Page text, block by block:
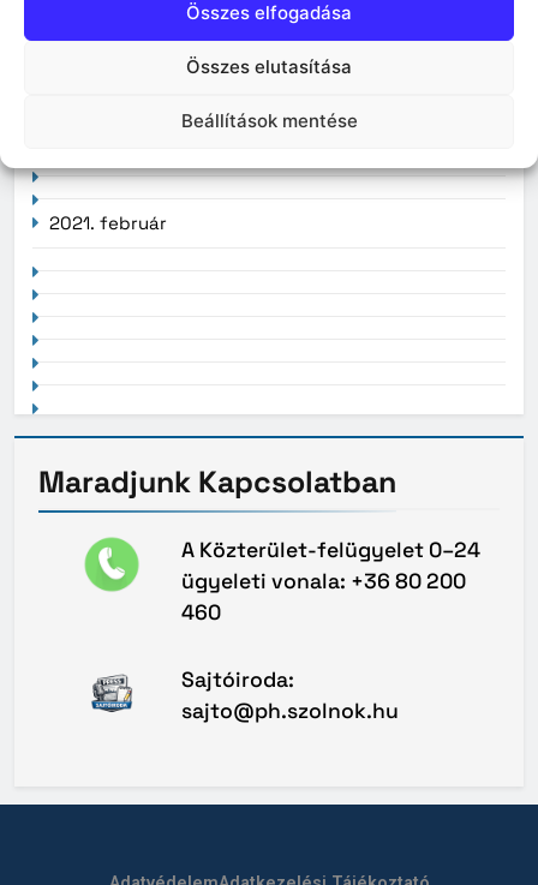
Összes elfogadása
Összes elutasítása
Beállítások mentése
2021. február
Maradjunk Kapcsolatban
A Közterület-felügyelet 0–24
ügyeleti vonala: +36 80 200
460
Sajtóiroda:
sajto@ph.szolnok.hu